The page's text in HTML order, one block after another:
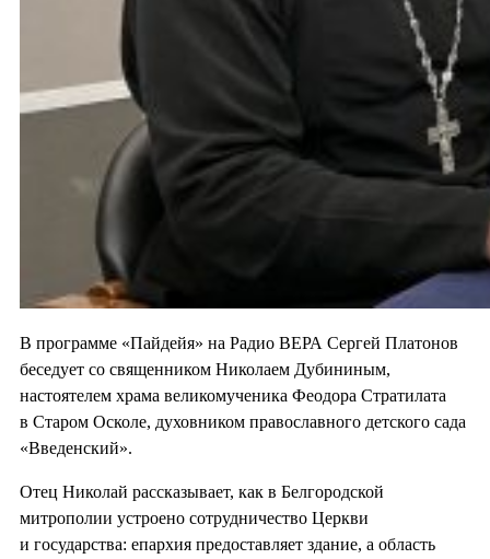
В программе «Пайдейя» на Радио ВЕРА Сергей Платонов
беседует со священником Николаем Дубининым,
настоятелем храма великомученика Феодора Стратилата
в Старом Осколе, духовником православного детского сада
«Введенский».
Отец Николай рассказывает, как в Белгородской
митрополии устроено сотрудничество Церкви
и государства: епархия предоставляет здание, а область